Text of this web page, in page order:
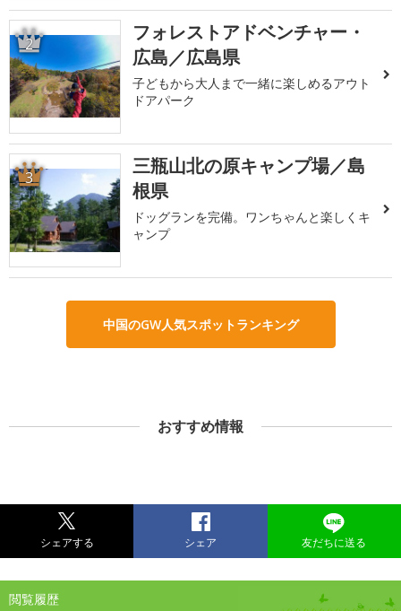
2
フォレストアドベンチャー・
広島／広島県
子どもから大人まで一緒に楽しめるアウト
ドアパーク
3
三瓶山北の原キャンプ場／島
根県
ドッグランを完備。ワンちゃんと楽しくキ
ャンプ
中国のGW人気スポットランキング
おすすめ情報
シェアする シェア 友だちに送る
閲覧履歴